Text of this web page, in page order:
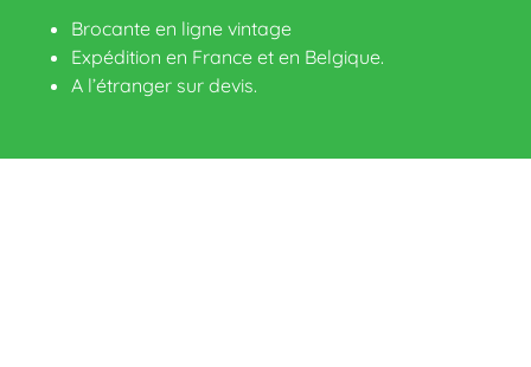
Brocante en ligne vintage
Expédition en France et en Belgique.
A l’étranger sur devis.